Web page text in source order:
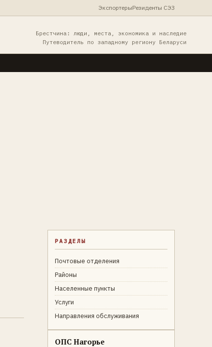
ЭкспортерыРезиденты СЭЗ
Брестчина: люди, места, экономика и наследие
Путеводитель по западному региону Беларуси
РАЗДЕЛЫ
Почтовые отделения
Районы
Населенные пункты
Услуги
Направления обслуживания
ОПС Нагорье